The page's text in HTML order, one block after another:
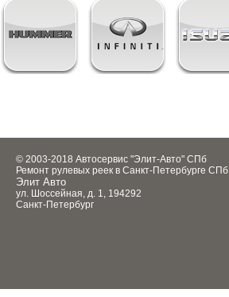
© 2003-2018 Автосервис "Элит-Авто" СПб
Ремонт рулевых реек в Санкт-Петербурге СПб
Элит Авто
ул. Шоссейная, д. 1, 194292
Санкт-Петербург